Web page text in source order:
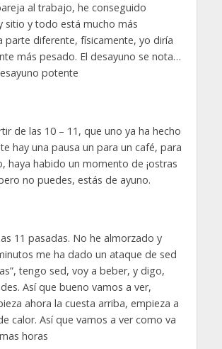
al trabajo, he conseguido
sitio y todo está mucho más
parte diferente, físicamente, yo diría
más pesado. El desayuno se nota…
potente
de las 10 – 11, que uno ya ha hecho
hay una pausa un para un café, para
haya habido un momento de ¡ostras
no puedes, estás de ayuno.
11 pasadas. No he almorzado y
me ha dado un ataque de sed
tengo sed, voy a beber, y digo,
Así que bueno vamos a ver,
ahora la cuesta arriba, empieza a
calor. Así que vamos a ver como va
horas